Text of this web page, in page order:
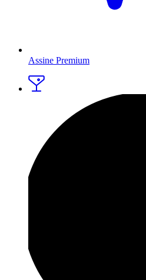
Assine Premium